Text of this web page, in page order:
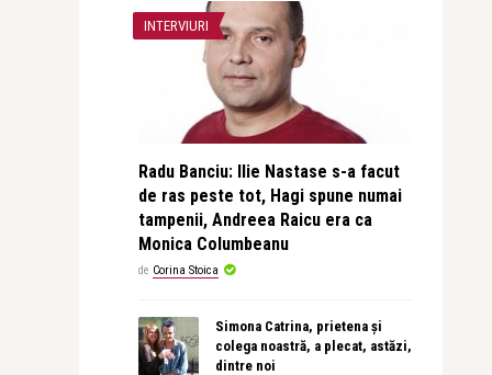
INTERVIURI
Radu Banciu: Ilie Nastase s-a facut
de ras peste tot, Hagi spune numai
tampenii, Andreea Raicu era ca
Monica Columbeanu
de Corina Stoica
Simona Catrina, prietena și
colega noastră, a plecat, astăzi,
dintre noi